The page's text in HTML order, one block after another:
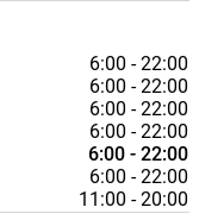
6:00 - 22:00
6:00 - 22:00
6:00 - 22:00
6:00 - 22:00
6:00 - 22:00
6:00 - 22:00
11:00 - 20:00